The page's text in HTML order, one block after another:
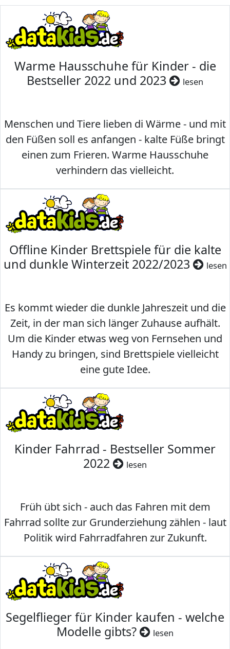
Warme Hausschuhe für Kinder - die
Bestseller 2022 und 2023
lesen
Menschen und Tiere lieben di Wärme - und mit
den Füßen soll es anfangen - kalte Füße bringt
einen zum Frieren. Warme Hausschuhe
verhindern das vielleicht.
Offline Kinder Brettspiele für die kalte
und dunkle Winterzeit 2022/2023
lesen
Es kommt wieder die dunkle Jahreszeit und die
Zeit, in der man sich länger Zuhause aufhält.
Um die Kinder etwas weg von Fernsehen und
Handy zu bringen, sind Brettspiele vielleicht
eine gute Idee.
Kinder Fahrrad - Bestseller Sommer
2022
lesen
Früh übt sich - auch das Fahren mit dem
Fahrrad sollte zur Grunderziehung zählen - laut
Politik wird Fahrradfahren zur Zukunft.
Segelflieger für Kinder kaufen - welche
Modelle gibts?
lesen